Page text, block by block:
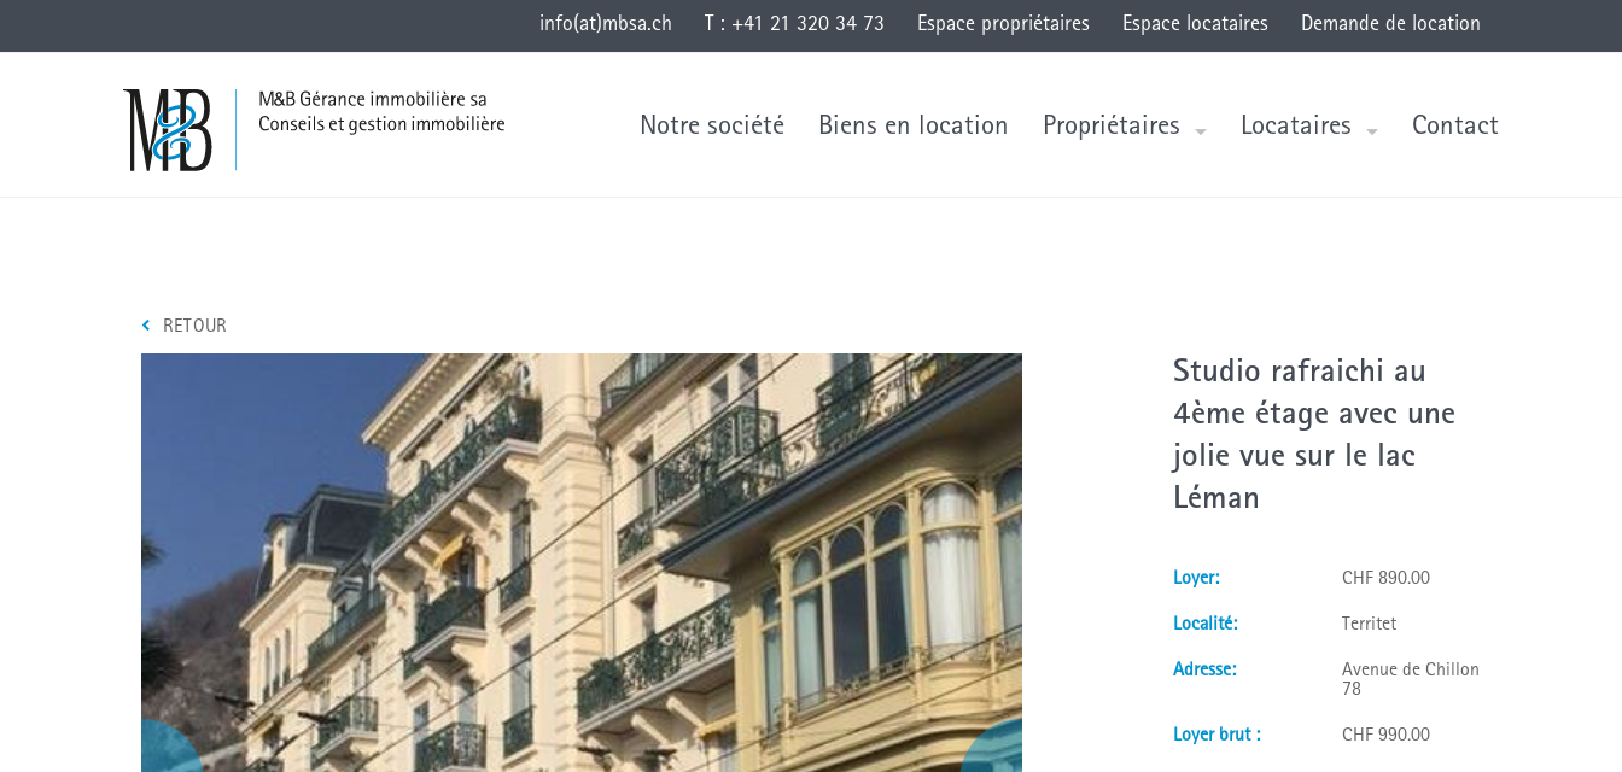
info(at)mbsa.ch T : +41 21 320 34 73 Espace propriétaires Espace locataires Demande de location
Notre société Biens en location Propriétaires Locataires Contact
RETOUR
Studio rafraichi au
4ème étage avec une
jolie vue sur le lac
Léman
loyer: CHF 890.00
localité: Territet
adresse:
Avenue de Chillon
78
loyer brut : CHF 990.00